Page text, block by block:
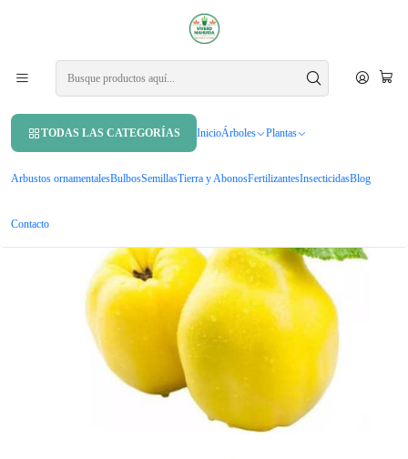
TODAS LAS CATEGORÍAS InicioÁrboles Plantas
Arbustos ornamentalesBulbosSemillasTierra y AbonosFertilizantesInsecticidasBlog
Contacto
APROVECHA UN 10% DE DCTO. EN TU PRIMERA COMPRA USANDO
Inicio Árboles
Membrillo Champion Árbol Frutal Injertado